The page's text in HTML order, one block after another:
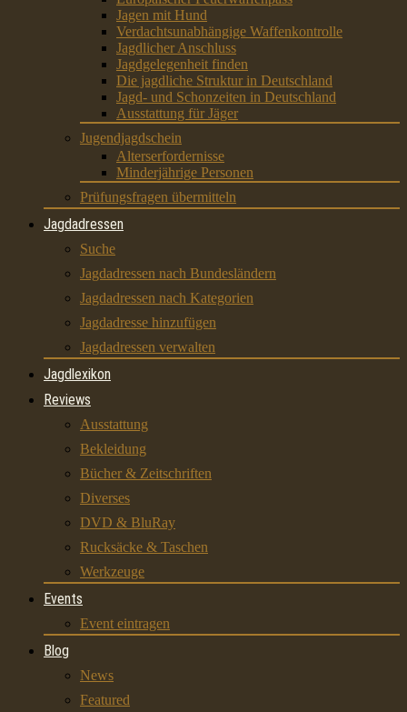
Jagen mit Hund
Verdachtsunabhängige Waffenkontrolle
Jagdlicher Anschluss
Jagdgelegenheit finden
Die jagdliche Struktur in Deutschland
Jagd- und Schonzeiten in Deutschland
Ausstattung für Jäger
Jugendjagdschein
Alterserfordernisse
Minderjährige Personen
Prüfungsfragen übermitteln
Jagdadressen
Suche
Jagdadressen nach Bundesländern
Jagdadressen nach Kategorien
Jagdadresse hinzufügen
Jagdadressen verwalten
Jagdlexikon
Reviews
Ausstattung
Bekleidung
Bücher & Zeitschriften
Diverses
DVD & BluRay
Rucksäcke & Taschen
Werkzeuge
Events
Event eintragen
Blog
News
Featured